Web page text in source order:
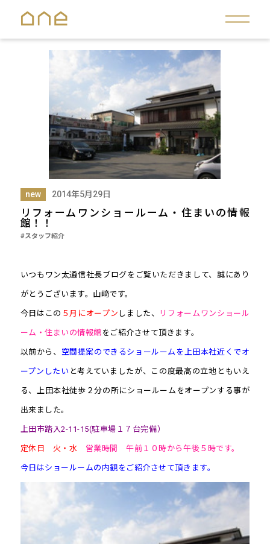
new 2014年5月29日
リフォームワンショールーム・住まいの情報
館！！
#スタッフ紹介
いつもワン太通信社長ブログをご覧いただきまして、誠にあり
がとうございます。山﨑です。
今日はこの ５月にオープン しました、 リフォームワンショール
ーム・住まいの情報館をご紹介させて頂きます。
以前から、 空間提案のできるショールームを上田本社近くでオ
ープンしたい と考えていましたが、この度最高の立地ともいえ
る、上田本社徒歩２分の所にショールームをオープンする事が
出来ました。
上田市踏入2-11-15(駐車場１７台完備）
定休日 火・水 営業時間 午前１０時から午後５時です。
今日はショールームの内観をご紹介させて頂きます。